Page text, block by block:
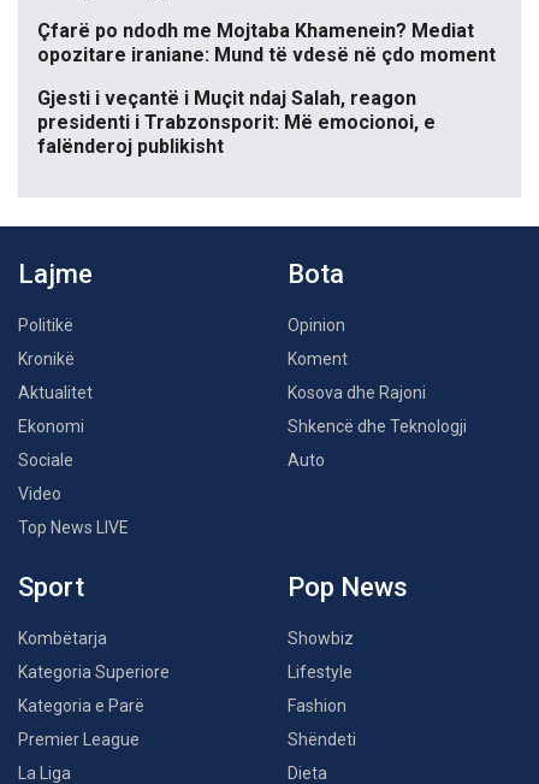
Çfarë po ndodh me Mojtaba Khamenein? Mediat
opozitare iraniane: Mund të vdesë në çdo moment
Gjesti i veçantë i Muçit ndaj Salah, reagon
presidenti i Trabzonsporit: Më emocionoi, e
falënderoj publikisht
Lajme
Politikë
Kronikë
Aktualitet
Ekonomi
Sociale
Video
Top News LIVE
Bota
Opinion
Koment
Kosova dhe Rajoni
Shkencë dhe Teknologji
Auto
Sport
Kombëtarja
Kategoria Superiore
Kategoria e Parë
Premier League
La Liga
Pop News
Showbiz
Lifestyle
Fashion
Shëndeti
Dieta